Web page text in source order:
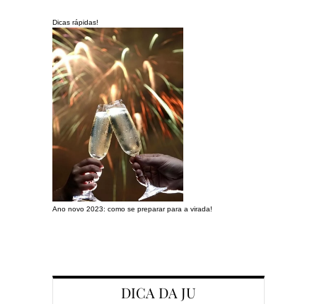
Dicas rápidas!
Ano novo 2023: como se preparar para a virada!
DICA DA JU